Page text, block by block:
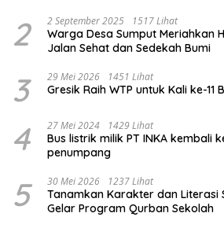
2 2 September 2025 1517 Lihat
Warga Desa Sumput Meriahkan
Jalan Sehat dan Sedekah Bumi ‎
3 29 Mei 2026 1451 Lihat
Gresik Raih WTP untuk Kali ke-11
4 27 Mei 2024 1429 Lihat
Bus listrik milik PT INKA kembali
penumpang
5 30 Mei 2026 1237 Lihat
Tanamkan Karakter dan Literasi
Gelar Program Qurban Sekolah